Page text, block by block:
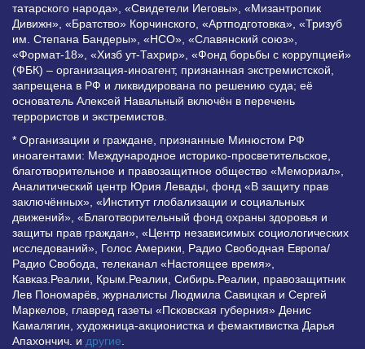
татарского народа», «Свидетели Иеговы», «Мизантропик
Дивижн», «Братство» Корчинского, «Артподготовка», «Тризуб
им. Степана Бандеры», «НСО», «Славянский союз»,
«Формат-18», «Хизб ут-Тахрир», «Фонд борьбы с коррупцией»
(ФБК) – организация-иноагент, признанная экстремистской,
запрещена в РФ и ликвидирована по решению суда; её
основатель Алексей Навальный включён в перечень
террористов и экстремистов.
* Организации и граждане, признанные Минюстом РФ
иноагентами: Международное историко-просветительское,
благотворительное и правозащитное общество «Мемориал»,
Аналитический центр Юрия Левады, фонд «В защиту прав
заключённых», «Институт глобализации и социальных
движений», «Благотворительный фонд охраны здоровья и
защиты прав граждан», «Центр независимых социологических
исследований», Голос Америки, Радио Свободная Европа/
Радио Свобода, телеканал «Настоящее время»,
Кавказ.Реалии, Крым.Реалии, Сибирь.Реалии, правозащитник
Лев Пономарёв, журналисты Людмила Савицкая и Сергей
Маркелов, главред газеты «Псковская губерния» Денис
Камалягин, художница-акционистка и фемактивистка Дарья
Апахончич. и другие